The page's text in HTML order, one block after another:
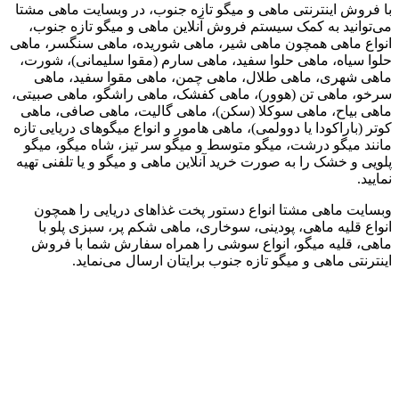
با فروش اینترنتی ماهی و میگو تازه جنوب، در وبسایت ماهی مشتا
می‌توانید به کمک سیستم فروش آنلاین ماهی و میگو تازه جنوب،
انواع ماهی همچون ماهی شیر، ماهی شوریده، ماهی سنگسر، ماهی
حلوا سیاه، ماهی حلوا سفید، ماهی سارم (مقوا سلیمانی)، شورت،
ماهی شهری، ماهی طلال، ماهی چمن، ماهی مقوا سفید، ماهی
سرخو، ماهی تن (هوور)، ماهی کفشک، ماهی راشگو، ماهی صبیتی،
ماهی بیاح، ماهی سوکلا (سکن)، ماهی گالیت، ماهی صافی، ماهی
کوتر (باراکودا یا دوولمی)، ماهی هامور و انواع میگوهای دریایی تازه
مانند میگو درشت، میگو متوسط و میگو سر تیز، شاه میگو، میگو
پلویی و خشک را به صورت خرید آنلاین ماهی و میگو و یا تلفنی تهیه
نمایید.
وبسایت ماهی مشتا انواع دستور پخت غذاهای دریایی را همچون
انواع قلیه ماهی، پودینی، سوخاری، ماهی شکم پر، سبزی پلو با
ماهی، قلیه میگو، انواع سوشی را همراه سفارش شما با فروش
اینترنتی ماهی و میگو تازه جنوب برایتان ارسال می‌نماید.